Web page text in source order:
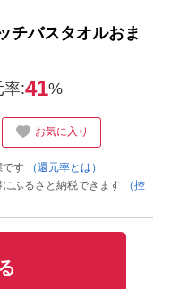
チバスタオルおま
率:41%
お気に入り
す
（還元率とは）
ふるさと納税できます
（控